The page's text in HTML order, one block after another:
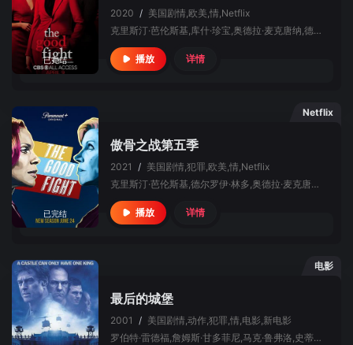
已完结
2020 / 美国剧情,欧美,情,Netflix
克里斯汀·芭伦斯基,库什·珍宝,奥德拉·麦克唐纳,德尔罗伊·林多,萨拉·斯蒂尔,尼扬比·尼扬比,迈克尔·波特曼,盖瑞·科尔,扎克·格雷尼尔,迈克尔·J·福克斯,坦贝拉·佩里,泰隆·米切尔·亨德森,迈克·普涅夫斯基,约翰·卡梅隆·米切尔,琪森·哈蒙
播放 详情
Netflix
已完结
傲骨之战第五季
2021 / 美国剧情,犯罪,欧美,情,Netflix
克里斯汀·芭伦斯基,德尔罗伊·林多,奥德拉·麦克唐纳,曼迪·帕廷金,库什·珍宝,萨拉·斯蒂尔,夏尔曼·宾瓦,尼扬比·尼扬比,杰西·泰勒·弗格森,简·林奇,阿伦·阿尔达,丹尼斯·欧哈拉,华莱士·肖恩
播放 详情
电影
最后的城堡
2001 / 美国剧情,动作,犯罪,情,电影,新电影
罗伯特·雷德福,詹姆斯·甘多菲尼,马克·鲁弗洛,史蒂夫伯顿,德尔罗伊·林多,保罗·考尔德伦,山姆·鲍尔,Jeremy Childs,小克利夫顿·克林斯,George W. Scott,布莱恩·古德曼,迈克尔·埃尔比,弗兰克·米利塔里